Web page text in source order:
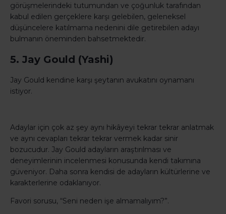
görüşmelerindeki tutumundan ve çoğunluk tarafından
kabul edilen gerçeklere karşı gelebilen, geleneksel
düşüncelere katılmama nedenini dile getirebilen adayı
bulmanın öneminden bahsetmektedir.
5. Jay Gould (Yashi)
Jay Gould kendine karşı şeytanın avukatını oynamanı
istiyor.
Adaylar için çok az şey aynı hikâyeyi tekrar tekrar anlatmak
ve aynı cevapları tekrar tekrar vermek kadar sinir
bozucudur. Jay Gould adayların araştırılması ve
deneyimlerinin incelenmesi konusunda kendi takımına
güveniyor. Daha sonra kendisi de adayların kültürlerine ve
karakterlerine odaklanıyor.
Favori sorusu, “Seni neden işe almamalıyım?”.